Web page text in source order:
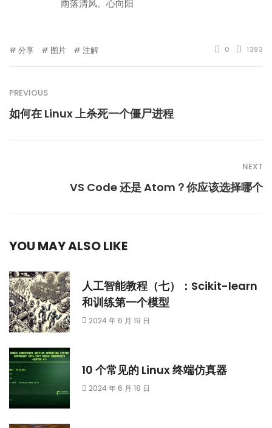
雨落清风。心向阳
分享 图片 注解 0 1393
PREVIOUS
如何在 Linux 上杀死一个僵尸进程
NEXT
VS Code 还是 Atom？你应该选择哪个
YOU MAY ALSO LIKE
人工智能教程（七）：Scikit-learn
和训练第一个模型
2024 年 6 月 19 日
10 个常见的 Linux 终端仿真器
2024 年 6 月 18 日